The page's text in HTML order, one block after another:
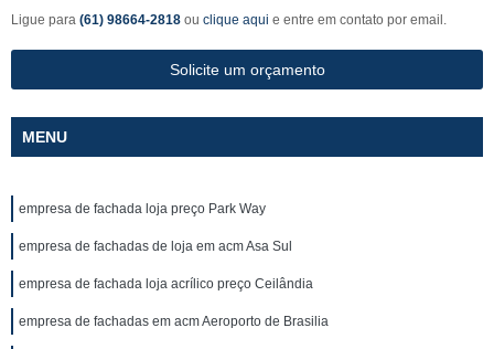
Ligue para (61) 98664-2818 ou clique aqui e entre em contato por email.
Solicite um orçamento
MENU
empresa de fachada loja preço Park Way
empresa de fachadas de loja em acm Asa Sul
empresa de fachada loja acrílico preço Ceilândia
empresa de fachadas em acm Aeroporto de Brasilia